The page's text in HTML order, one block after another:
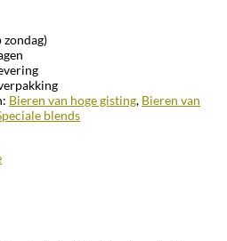
Bieren van hoge gisting, Bieren van
blends